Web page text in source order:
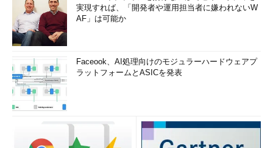
実現すれば、「開発者や運用担当者に嫌われないW
AF」は可能か
Faceook、AI処理向けのモジュラーハードウェアプ
ラットフォームとASICを発表